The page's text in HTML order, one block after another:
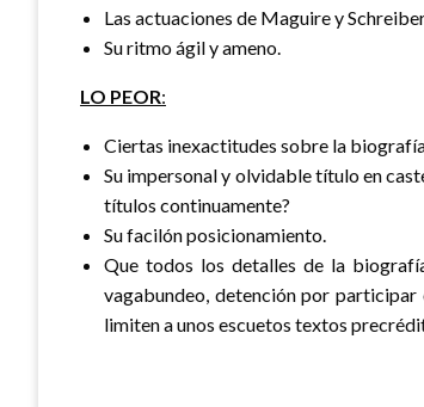
Las actuaciones de Maguire y
Su ritmo ágil y ameno.
LO PEOR:
Ciertas inexactitudes sobre la
Su impersonal y olvidable título en
títulos continuamente?
Su facilón posicionamiento.
Que todos los detalles de la
vagabundeo, detención por participar
limiten a unos escuetos textos